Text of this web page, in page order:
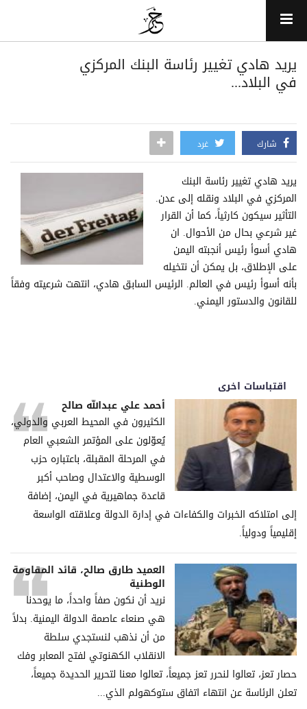
يريد هادي تغيير رئاسة البنك المركزي
في البلاد...
شارك غرد
يريد هادي تغيير رئاسة البنك
المركزي في البلاد ونقله إلى عدن.
التأثير سيكون كارثياً، كما أن القرار
غير شرعي بحال من الأحوال. ان
هادي أسوأ رئيس أنجبته اليمن
على الإطلاق، بل يمكن أن نتخيله
بأنه أسوأ رئيس في العالم. الرئيس السابق هادي، انتهت شرعيته وفقاً
للقانون والدستور اليمني.
اقتباسات اخرى
أحمد علي عبدالله صالح
الكثيرون في المحيط العربي والدولي،
يُعوّلون على المؤتمر الشعبي العام
في المرحلة المقبلة، باعتباره حزب
الوسطية والاعتدال وصاحب أكبر
قاعدة جماهيرية في اليمن، إضافة
إلى امتلاكه الخبرات والكفاءات في إدارة الدولة وعلاقته الواسعة
إقليمياً ودولياً.
العميد طارق صالح، قائد المقاومة
الوطنية
نريد أن نكون صفاً واحداً، ما يوحدنا
هي صنعاء عاصمة الدولة اليمنية. بدلاً
من أن نذهب لنستجدي سلطة
الانقلاب الكهنوتي لفتح المعابر وفك
حصار تعز، تعالوا لنحرر تعز جميعاً، تعالوا معنا لتحرير الحديدة جميعاً،
تعلن الرئاسة عن انتهاء اتفاق ستوكهولم الذي...